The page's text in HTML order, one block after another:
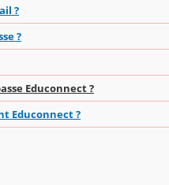
?
?
Educonnect ?
Educonnect ?